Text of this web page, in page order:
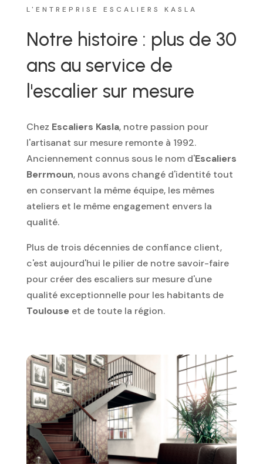
L'ENTREPRISE ESCALIERS KASLA
Notre histoire : plus de 30
ans au service de
l'escalier sur mesure
Chez Escaliers Kasla, notre passion pour
l'artisanat sur mesure remonte à 1992.
Anciennement connus sous le nom d'Escaliers
Berrmoun, nous avons changé d'identité tout
en conservant la même équipe, les mêmes
ateliers et le même engagement envers la
qualité.
Plus de trois décennies de confiance client,
c'est aujourd'hui le pilier de notre savoir-faire
pour créer des escaliers sur mesure d'une
qualité exceptionnelle pour les habitants de
Toulouse et de toute la région.